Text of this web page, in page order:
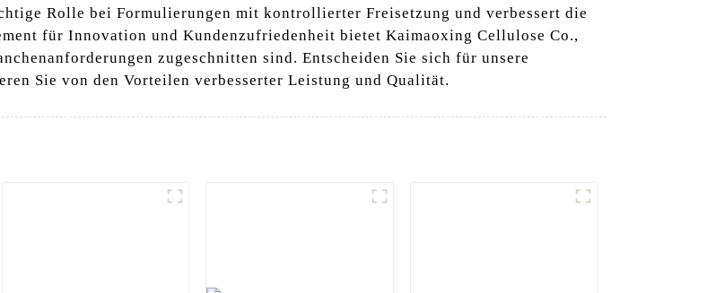
Rolle bei Formulierungen mit kontrollierter Freisetzung und verbessert die
für Innovation und Kundenzufriedenheit bietet Kaimaoxing Cellulose Co.,
zugeschnitten sind. Entscheiden Sie sich für unsere
Sie von den Vorteilen verbesserter Leistung und Qualität.